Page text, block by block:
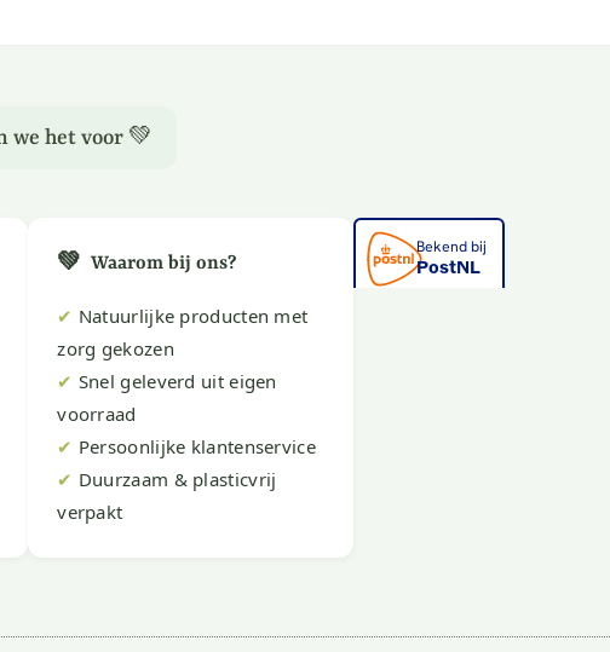
we het voor 💚
💚 Waarom bij ons?
✔ Natuurlijke producten met
zorg gekozen
✔ Snel geleverd uit eigen
voorraad
✔ Persoonlijke klantenservice
✔ Duurzaam & plasticvrij
verpakt